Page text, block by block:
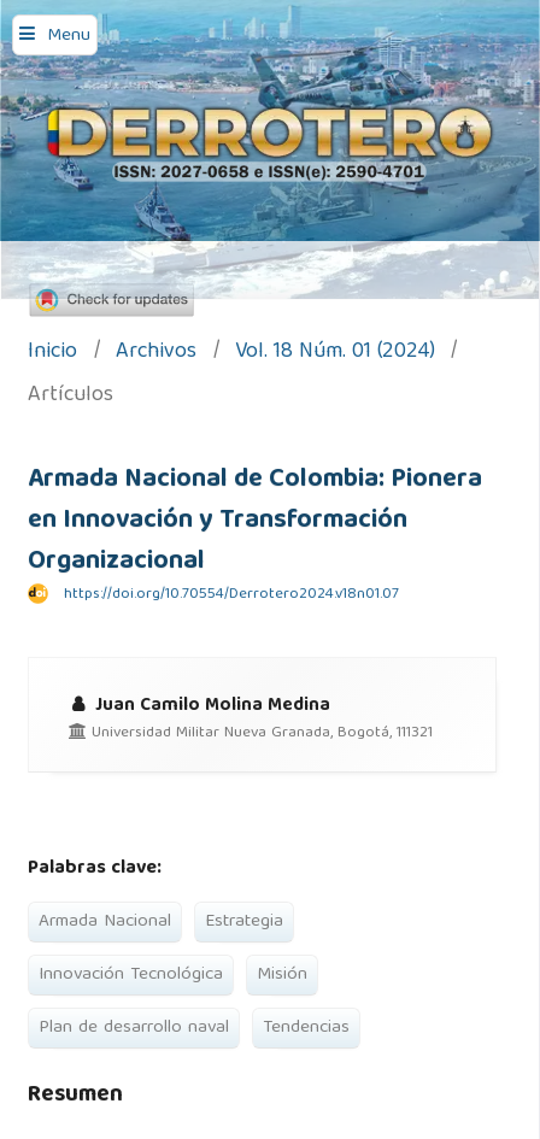
Menu
Inicio / Archivos / Vol. 18 Núm. 01 (2024) /
Artículos
Armada Nacional de Colombia: Pionera
en Innovación y Transformación
Organizacional
https://doi.org/10.70554/Derrotero2024.v18n01.07
Juan Camilo Molina Medina
Universidad Militar Nueva Granada, Bogotá, 111321
Palabras clave:
Armada Nacional
Estrategia
Innovación Tecnológica
Misión
Plan de desarrollo naval
Tendencias
Resumen